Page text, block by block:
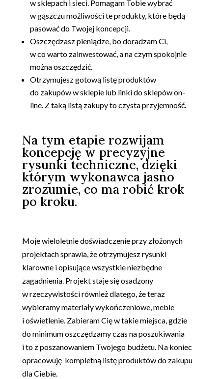
w sklepach i sieci. Pomagam Tobie wybrać
w gąszczu możliwości te produkty, które będą
pasować do Twojej koncepcji.
Oszczędzasz pieniądze, bo doradzam Ci,
w co warto zainwestować, a na czym spokojnie
można oszczędzić.
Otrzymujesz gotową listę produktów
do zakupów w sklepie lub linki do sklepów on-
line. Z taką listą zakupy to czysta przyjemność.
Na tym etapie rozwijam
koncepcję w precyzyjne
rysunki techniczne, dzięki
którym wykonawca jasno
zrozumie, co ma robić krok
po kroku.
Moje wieloletnie doświadczenie przy złożonych
projektach sprawia, że otrzymujesz rysunki
klarowne i opisujące wszystkie niezbędne
zagadnienia. Projekt staje się osadzony
w rzeczywistości również dlatego, że teraz
wybieramy materiały wykończeniowe, meble
i oświetlenie. Zabieram Cię w takie miejsca, gdzie
do minimum oszczędzamy czas na poszukiwania
i to z poszanowaniem Twojego budżetu. Na koniec
opracowuję kompletną listę produktów do zakupu
dla Ciebie.